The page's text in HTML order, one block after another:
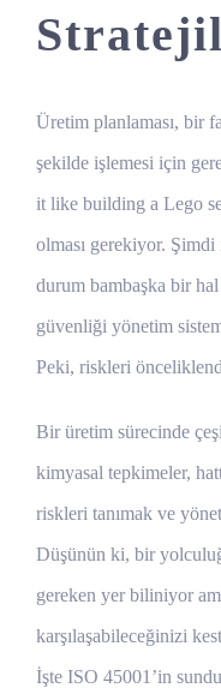
Üretim planlaması, bir
şekilde işlemesi için
it like building a Lego
olması gerekiyor.
durum bambaşka bir hal
güvenliği yönetim
Peki, riskleri
Bir üretim sürecinde
kimyasal tepkimeler,
riskleri tanımak ve
Düşünün ki, bir
gereken yer biliniyor
karşılaşabileceğinizi
İşte ISO 45001’in